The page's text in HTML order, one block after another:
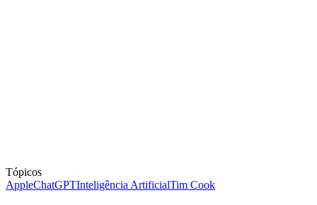
Tópicos
AppleChatGPTInteligência ArtificialTim Cook